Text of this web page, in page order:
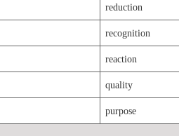
reduction
recognition
reaction
quality
purpose